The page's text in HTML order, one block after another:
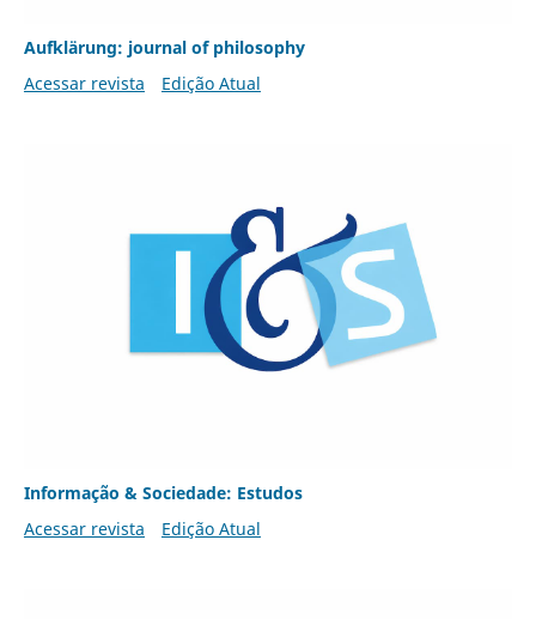
Aufklärung: journal of philosophy
Acessar revista
Edição Atual
Informação & Sociedade: Estudos
Acessar revista
Edição Atual